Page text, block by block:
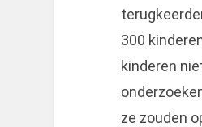
300
kinderen
ze zouden